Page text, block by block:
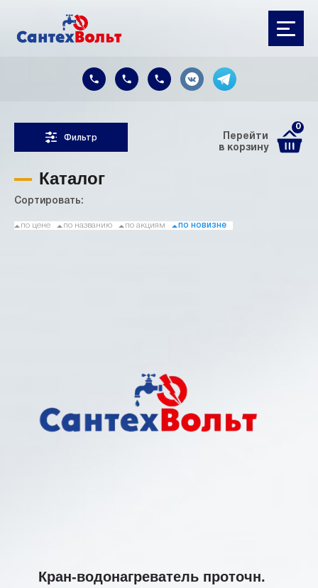
Фильтр
Каталог
Перейти
в корзину
0
Сортировать:
по цене по названию по акциям по новизне
Кран-водонагреватель проточн.